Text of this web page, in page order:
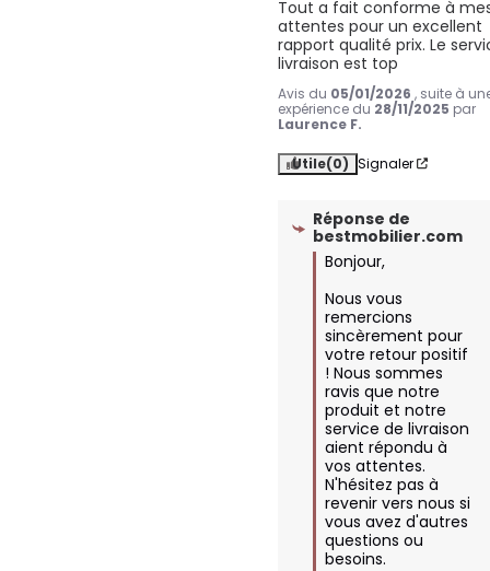
Tout a fait conforme à
attentes pour un excellent
rapport qualité prix. Le
livraison est top
Avis du 05/01/2026 , suite à
expérience du 28/11/2025 par
Laurence F.
Utile(0) Signaler
Réponse de
bestmobilier.com
Bonjour,
Nous vous
remercions
sincèrement pour
votre retour positif
! Nous sommes
ravis que notre
produit et notre
service de livraison
aient répondu à
vos attentes.
N'hésitez pas à
revenir vers nous si
vous avez d'autres
questions ou
besoins.